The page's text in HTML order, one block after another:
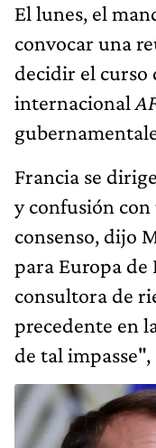
El lunes, el
convocar una
decidir el curso
internacional
Francia se
y confusión con
consenso, dijo
para Europa de
consultora de
precedente en
de tal